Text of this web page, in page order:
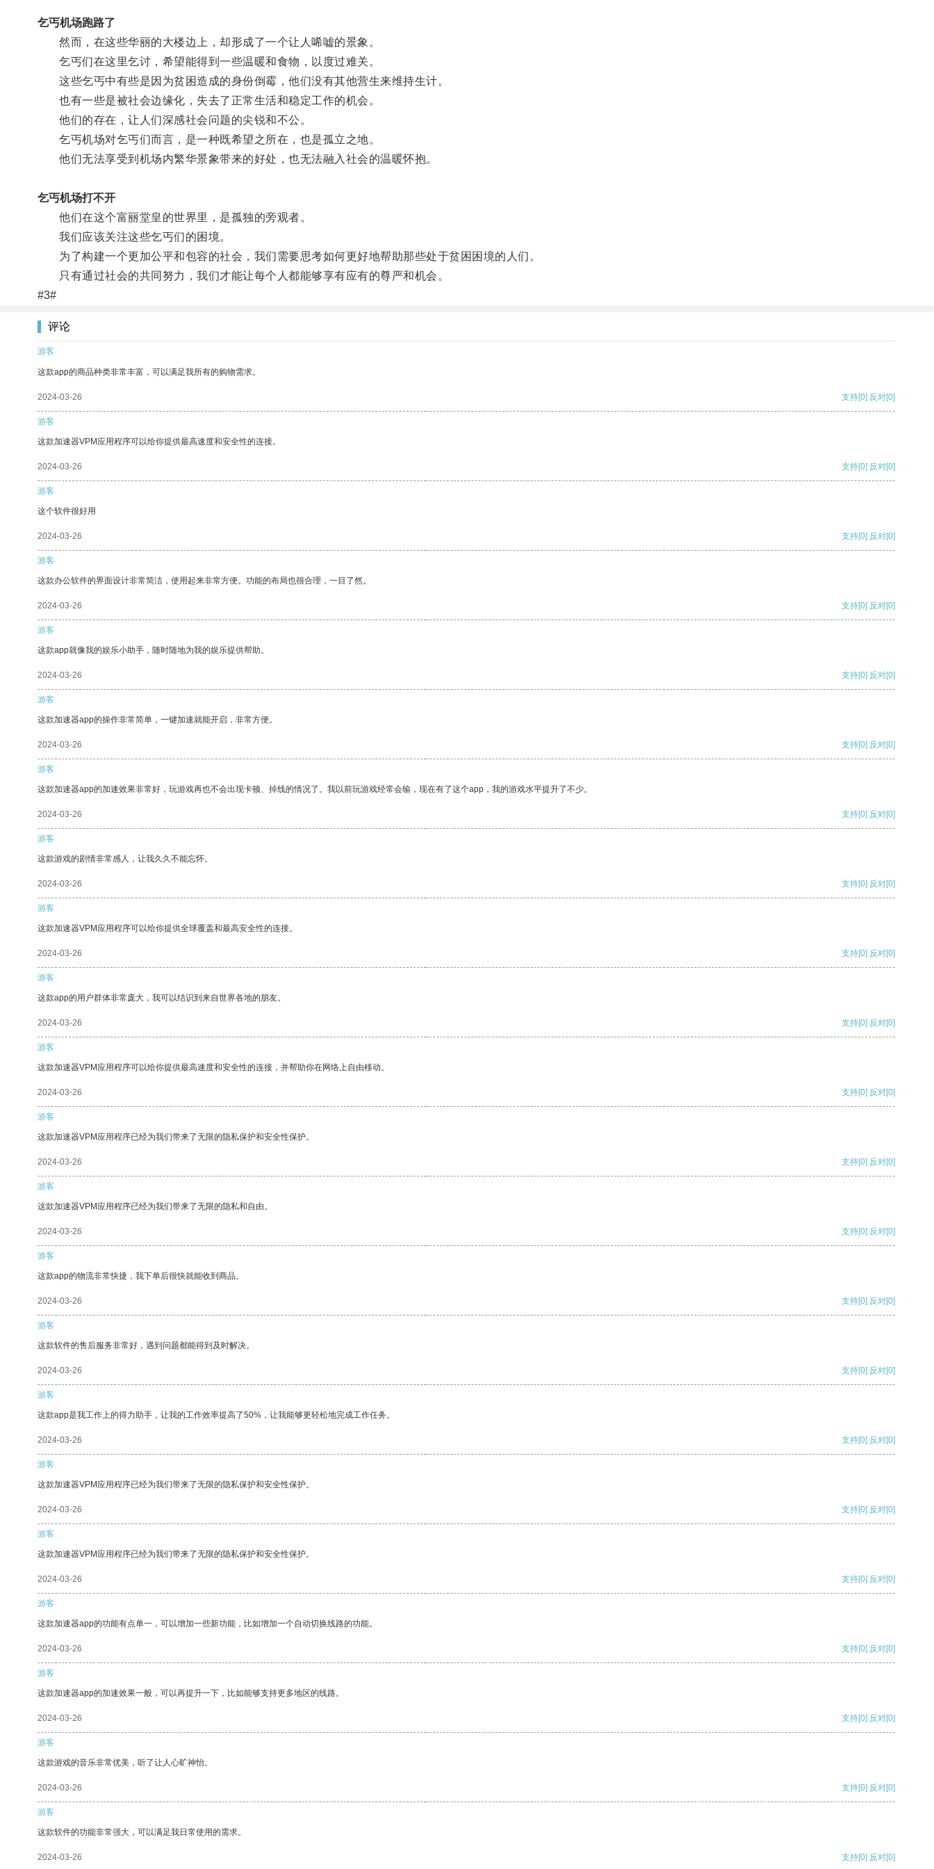
乞丐机场跑路了
然而，在这些华丽的大楼边上，却形成了一个让人唏嘘的景象。
乞丐们在这里乞讨，希望能得到一些温暖和食物，以度过难关。
这些乞丐中有些是因为贫困造成的身份倒霉，他们没有其他营生来维持生计。
也有一些是被社会边缘化，失去了正常生活和稳定工作的机会。
他们的存在，让人们深感社会问题的尖锐和不公。
乞丐机场对乞丐们而言，是一种既希望之所在，也是孤立之地。
他们无法享受到机场内繁华景象带来的好处，也无法融入社会的温暖怀抱。
乞丐机场打不开
他们在这个富丽堂皇的世界里，是孤独的旁观者。
我们应该关注这些乞丐们的困境。
为了构建一个更加公平和包容的社会，我们需要思考如何更好地帮助那些处于贫困困境的人们。
只有通过社会的共同努力，我们才能让每个人都能够享有应有的尊严和机会。
#3#
评论
游客
这款app的商品种类非常丰富，可以满足我所有的购物需求。
2024-03-26 支持[0] 反对[0]
游客
这款加速器VPM应用程序可以给你提供最高速度和安全性的连接。
2024-03-26 支持[0] 反对[0]
游客
这个软件很好用
2024-03-26 支持[0] 反对[0]
游客
这款办公软件的界面设计非常简洁，使用起来非常方便。功能的布局也很合理，一目了然。
2024-03-26 支持[0] 反对[0]
游客
这款app就像我的娱乐小助手，随时随地为我的娱乐提供帮助。
2024-03-26 支持[0] 反对[0]
游客
这款加速器app的操作非常简单，一键加速就能开启，非常方便。
2024-03-26 支持[0] 反对[0]
游客
这款加速器app的加速效果非常好，玩游戏再也不会出现卡顿、掉线的情况了。我以前玩游戏经常会输，现在有了这个app，我的游戏水平提升了不少。
2024-03-26 支持[0] 反对[0]
游客
这款游戏的剧情非常感人，让我久久不能忘怀。
2024-03-26 支持[0] 反对[0]
游客
这款加速器VPM应用程序可以给你提供全球覆盖和最高安全性的连接。
2024-03-26 支持[0] 反对[0]
游客
这款app的用户群体非常庞大，我可以结识到来自世界各地的朋友。
2024-03-26 支持[0] 反对[0]
游客
这款加速器VPM应用程序可以给你提供最高速度和安全性的连接，并帮助你在网络上自由移动。
2024-03-26 支持[0] 反对[0]
游客
这款加速器VPM应用程序已经为我们带来了无限的隐私保护和安全性保护。
2024-03-26 支持[0] 反对[0]
游客
这款加速器VPM应用程序已经为我们带来了无限的隐私和自由。
2024-03-26 支持[0] 反对[0]
游客
这款app的物流非常快捷，我下单后很快就能收到商品。
2024-03-26 支持[0] 反对[0]
游客
这款软件的售后服务非常好，遇到问题都能得到及时解决。
2024-03-26 支持[0] 反对[0]
游客
这款app是我工作上的得力助手，让我的工作效率提高了50%，让我能够更轻松地完成工作任务。
2024-03-26 支持[0] 反对[0]
游客
这款加速器VPM应用程序已经为我们带来了无限的隐私保护和安全性保护。
2024-03-26 支持[0] 反对[0]
游客
这款加速器VPM应用程序已经为我们带来了无限的隐私保护和安全性保护。
2024-03-26 支持[0] 反对[0]
游客
这款加速器app的功能有点单一，可以增加一些新功能，比如增加一个自动切换线路的功能。
2024-03-26 支持[0] 反对[0]
游客
这款加速器app的加速效果一般，可以再提升一下，比如能够支持更多地区的线路。
2024-03-26 支持[0] 反对[0]
游客
这款游戏的音乐非常优美，听了让人心旷神怡。
2024-03-26 支持[0] 反对[0]
游客
这款软件的功能非常强大，可以满足我日常使用的需求。
2024-03-26 支持[0] 反对[0]